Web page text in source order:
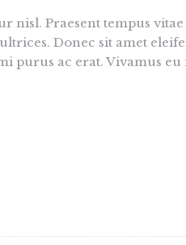
nisl. Praesent tempus
Donec sit amet
purus ac erat. Vivamus